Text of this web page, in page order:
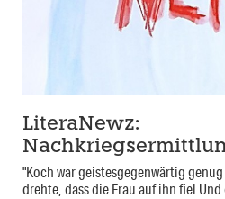
LiteraNewz:
"Koch war geistesgegenwärtig
drehte, dass die Frau auf ihn fiel